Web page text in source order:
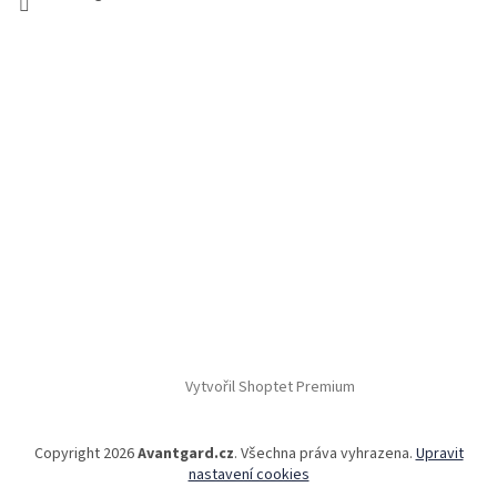
Vytvořil Shoptet Premium
Copyright 2026Avantgard.cz. Všechna práva vyhrazena. Upravit
nastavení cookies